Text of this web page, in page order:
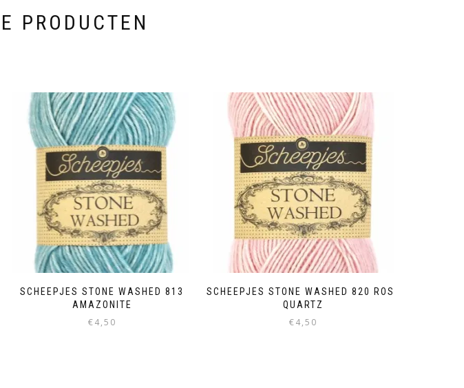
PRODUCTEN
SCHEEPJES STONE WASHED 813
AMAZONITE
€4,50
SCHEEPJES STONE WASHED 820 ROSE
QUARTZ
€4,50